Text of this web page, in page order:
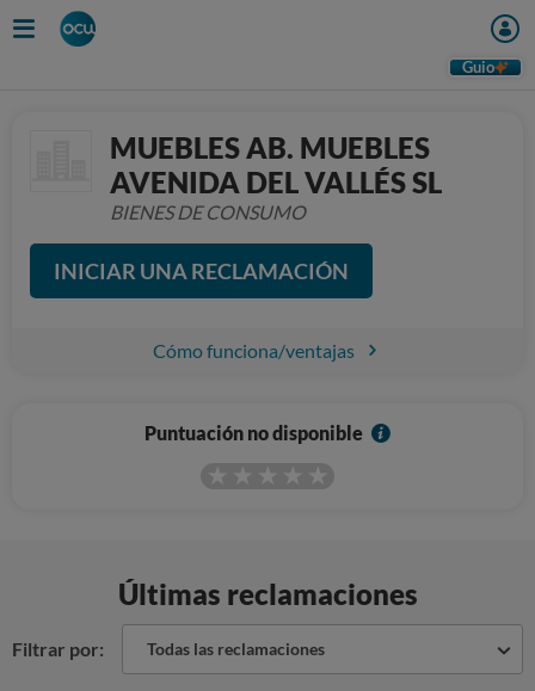
Guio
MUEBLES AB. MUEBLES
AVENIDA DEL VALLÉS SL
BIENES DE CONSUMO
INICIAR UNA RECLAMACIÓN
Cómo funciona/ventajas
Puntuación no disponible
I
Últimas reclamaciones
Filtrar por: Todas las reclamaciones